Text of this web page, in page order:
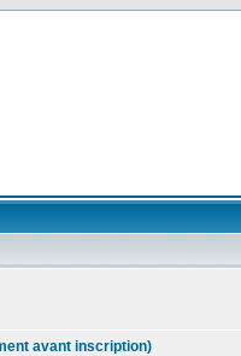
avant inscription)